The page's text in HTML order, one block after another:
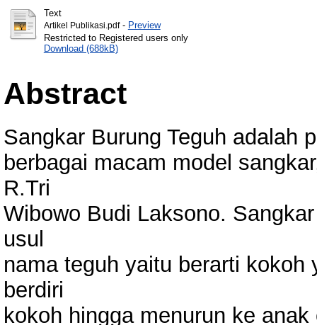
Text
Artikel Publikasi.pdf- Preview
Restricted to Registered users only
Download (688kB)
Abstract
Sangkar Burung Teguh adalah
berbagai macam model
R.Tri
Wibowo Budi Laksono.
usul
nama teguh yaitu berarti
berdiri
kokoh hingga menurun ke